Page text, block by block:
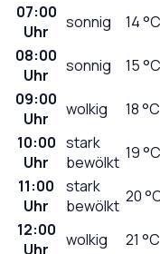
07:00
Uhr
sonnig 14°C
08:00
Uhr
sonnig 15°C
09:00
Uhr
wolkig 18°C
10:00
Uhr
stark
bewölkt 19°C
11:00
Uhr
stark
bewölkt 20
12:00
Uhr
wolkig 21 °C